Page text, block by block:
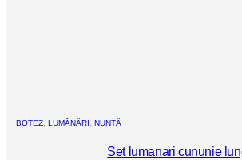
BOTEZ LUMÂNĂRI NUNTĂ
Set lumanari cununie